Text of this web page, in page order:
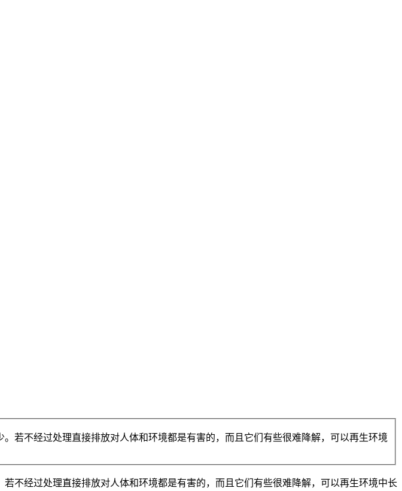
不经过处理直接排放对人体和环境都是有害的，而且它们有些很难降解，可以再生环境
经过处理直接排放对人体和环境都是有害的，而且它们有些很难降解，可以再生环境中长